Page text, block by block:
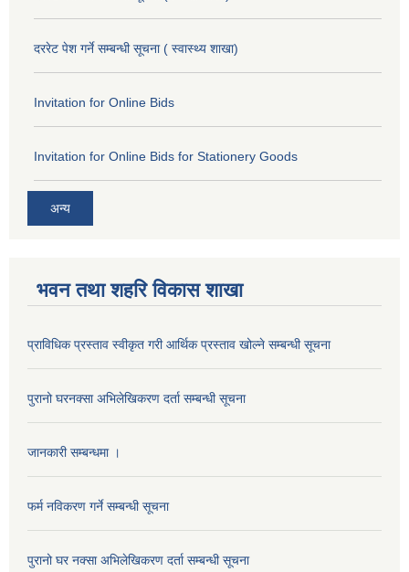
दररेट पेश गर्ने सम्बन्धी सूचना ( स्वास्थ्य शाखा)
Invitation for Online Bids
Invitation for Online Bids for Stationery Goods
अन्य
भवन तथा शहरि विकास शाखा
प्राविधिक प्रस्ताव स्वीकृत गरी आर्थिक प्रस्ताव खोल्ने सम्बन्धी सूचना
पुरानो घरनक्सा अभिलेखिकरण दर्ता सम्बन्धी सूचना
जानकारी सम्बन्धमा ।
फर्म नविकरण गर्ने सम्बन्धी सूचना
पुरानो घर नक्सा अभिलेखिकरण दर्ता सम्बन्धी सूचना